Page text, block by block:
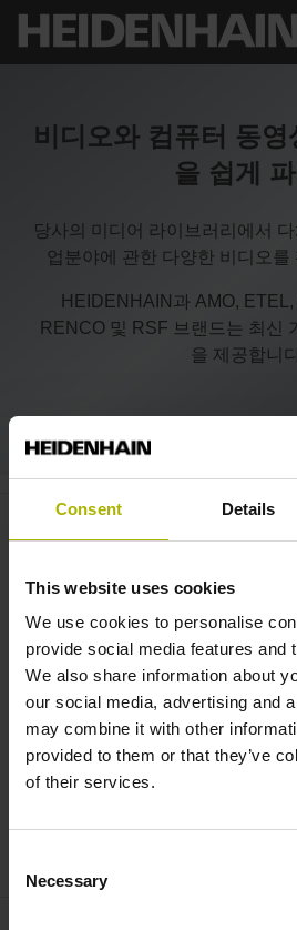
Consent Details
This website uses cookies
We use cookies to personalise
provide social media features and
We also share information about
our social media, advertising and
may combine it with other
provided to them or that they’ve
of their services.
Selection
Necessary
비디오와 컴퓨터 동
을 쉽게
당사의 미디어 라이브러리에서
업분야에 관한 다양한 비디오를
HEIDENHAIN과 AMO,
RENCO 및 RSF 브랜드는 최신
을 제공합니
Motion systems:
with RTMBi and
actuators | ETEL